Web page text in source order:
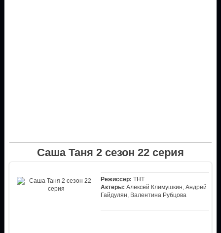
Саша Таня 2 сезон 22 серия
Режиссер: ТНТ
Актеры: Алексей Климушкин, Андрей
Гайдулян, Валентина Рубцова